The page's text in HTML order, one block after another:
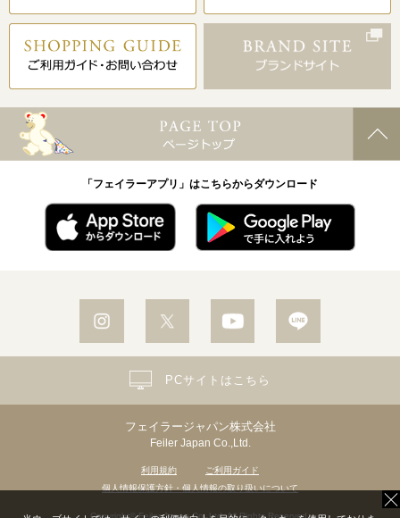
「フェイラーアプリ」はこちらからダウンロード
フェイラージャパン株式会社
Feiler Japan Co.,Ltd.
利用規約
ご利用ガイド
個人情報保護方針・個人情報の取り扱いについて
Copyright© Feiler Japan Co.,Ltd. All Rights Reserved.
PCサイトはこちら